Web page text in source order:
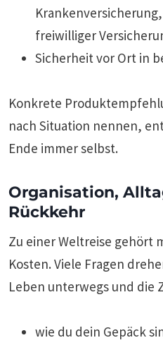
freiwilliger
Sicherheit vor Ort in
Konkrete
nach Situation nennen,
Ende immer selbst.
Organisation,
Rückkehr
Zu einer Weltreise gehört
Kosten. Viele Fragen
Leben unterwegs und die
wie du dein Gepäck